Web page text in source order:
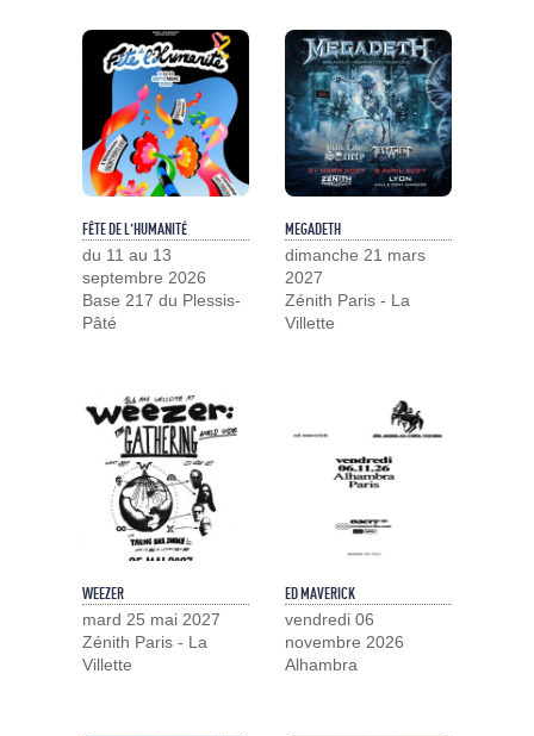
FÊTE DE L'HUMANITÉ
du 11 au 13
septembre 2026
Base 217 du Plessis-
Pâté
MEGADETH
dimanche 21 mars
2027
Zénith Paris - La
Villette
WEEZER
mard 25 mai 2027
Zénith Paris - La
Villette
ED MAVERICK
vendredi 06
novembre 2026
Alhambra